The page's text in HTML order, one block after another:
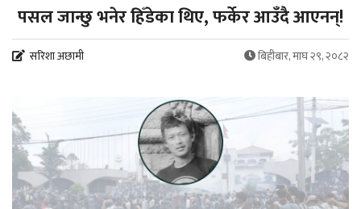
पसल जान्छु भनेर हिँडेका थिए, फर्केर आउँदै आएनन्!
सरिशा अछामी बिहीबार, माघ २९, २०८२